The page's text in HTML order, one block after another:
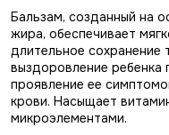
Бальзам, созданный на
жира, обеспечивает
длительное сохранение
выздоровление ребенка
проявление ее
крови. Насыщает
микроэлементами.